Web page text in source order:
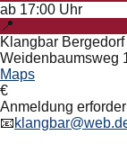
ab 17:00 Uhr
📍
Klangbar Bergedorf
Weidenbaumsweg
Maps
€
Anmeldung
📧